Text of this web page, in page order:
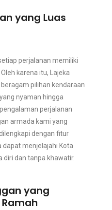
yang Luas
perjalanan memiliki
karena itu, Lajeka
pilihan kendaraan
nyaman hingga
perjalanan
armada kami yang
dengan fitur
menjelajahi Kota
diri dan tanpa khawatir.
yang